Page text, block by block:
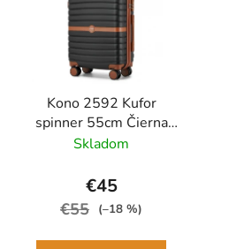
Kono 2592 Kufor
spinner 55cm Čierna
ABS/Polykarbonát
Skladom
€45
€55 (–18 %)